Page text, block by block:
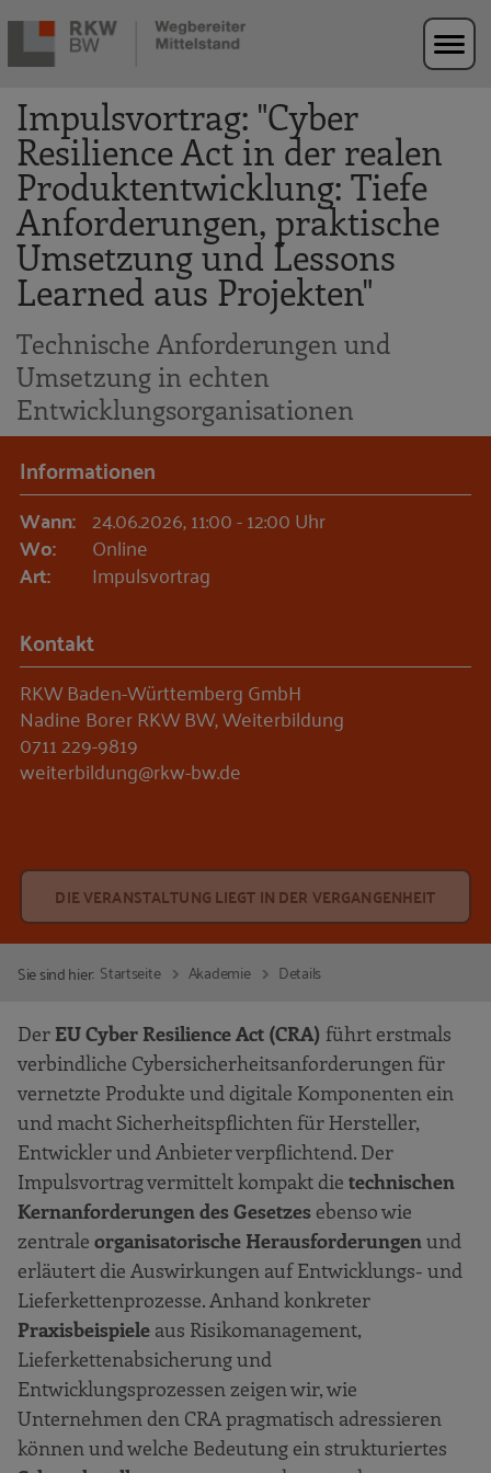
Zur Navigation springen
Zum Hauptinhalt springen
Impulsvortrag: "Cyber
Resilience Act in der realen
Produktentwicklung: Tiefe
Anforderungen, praktische
Umsetzung und Lessons
Learned aus Projekten"
Technische Anforderungen und
Umsetzung in echten
Entwicklungsorganisationen
Informationen
Wann: 24.06.2026, 11:00 - 12:00 Uhr
Wo: Online
Art: Impulsvortrag
Kontakt
RKW Baden-Württemberg GmbH
Nadine Borer RKW BW, Weiterbildung
0711 229-9819
weiterbildung@rkw-bw.de
DIE VERANSTALTUNG LIEGT IN DER VERGANGENHEIT
Sie sind hier: Startseite Akademie Details
Der EU Cyber Resilience Act (CRA) führt erstmals
verbindliche Cybersicherheitsanforderungen für
vernetzte Produkte und digitale Komponenten ein
und macht Sicherheitspflichten für Hersteller,
Entwickler und Anbieter verpflichtend. Der
Impulsvortrag vermittelt kompakt die technischen
Kernanforderungen des Gesetzes ebenso wie
zentrale organisatorische Herausforderungenund
erläutert die Auswirkungen auf Entwicklungs- und
Lieferkettenprozesse. Anhand konkreter
Praxisbeispiele aus Risikomanagement,
Lieferkettenabsicherung und
Entwicklungsprozessen zeigen wir, wie
Unternehmen den CRA pragmatisch adressieren
können und welche Bedeutung ein strukturiertes